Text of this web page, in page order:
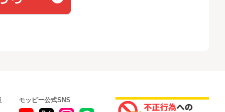
モッピー公式SNS